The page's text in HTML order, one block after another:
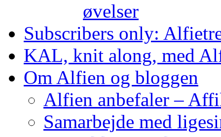
øvelser
Subscribers only:
KAL, knit along, med
Om Alfien og bloggen
Alfien anbefaler –
Samarbejde med